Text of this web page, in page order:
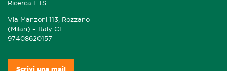
Ricerca ETS
Via Manzoni 113, Rozzano
(Milan) – Italy CF:
97408620157
Scrivi una mail